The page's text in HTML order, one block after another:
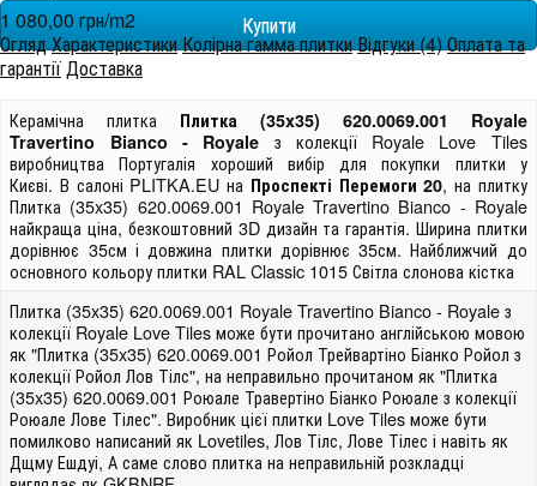
1 080,00 грн/m2
ОглядХарактеристикиКолірна гамма плиткиВідгуки (4)Оплата та
гарантії Доставка
Керамічна плитка Плитка (35x35) 620.0069.001 Royale
Travertino Bianco - Royale з колекції Royale Love Tiles
виробництва Португалія хороший вибір для покупки плитки у
Києві. В салоні PLITKA.EU на Проспекті Перемоги 20, на плитку
Плитка (35x35) 620.0069.001 Royale Travertino Bianco - Royale
найкраща ціна, безкоштовний 3D дизайн та гарантія. Ширина плитки
дорівнює 35см і довжина плитки дорівнює 35см. Найближчий до
основного кольору плитки RAL Classic 1015 Світла слонова кістка
Плитка (35x35) 620.0069.001 Royale Travertino Bianco - Royale з
колекції Royale Love Tiles може бути прочитано англійською мовою
як "Плитка (35x35) 620.0069.001 Ройол Трейвартіно Біанко Ройол з
колекції Ройол Лов Тілс", на неправильно прочитаном як "Плитка
(35x35) 620.0069.001 Роюале Травертіно Біанко Роюале з колекції
Роюале Лове Тілес". Виробник цієї плитки Love Tiles може бути
помилково написаний як Lovetiles, Лов Тілс, Лове Тілес і навіть як
Дщму Ешдуі, А саме слово плитка на неправильній розкладці